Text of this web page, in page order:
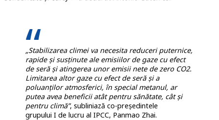
„Stabilizarea climei va necesita reduceri puternice,
rapide și susținute ale emisiilor de gaze cu efect
de seră și atingerea unor emisii nete de zero CO2.
Limitarea altor gaze cu efect de seră și a
poluanților atmosferici, în special metanul, ar
putea avea beneficii atât pentru sănătate, cât și
pentru climă”, subliniază co-președintele
grupului I de lucru al IPCC, Panmao Zhai.